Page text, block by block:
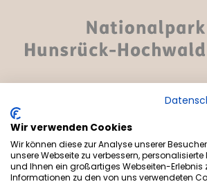
© Menschels
Wir verwenden Cookies
Wir können diese zur Analyse unserer
unsere Webseite zu verbessern,
und Ihnen ein großartiges Webseiten-Erlebnis
Informationen zu den von uns verwendeten